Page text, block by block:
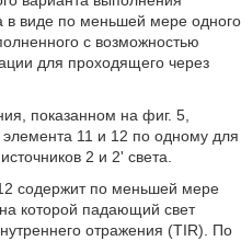
в виде по меньшей мере одного
с возможностью
для проходящего через
показанном на фиг. 5,
11 и 12 по одному для
2 и 2' света.
содержит по меньшей мере
которой падающий свет
отражения (TIR). По